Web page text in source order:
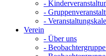
-
-
-
Verein
- Über uns
-